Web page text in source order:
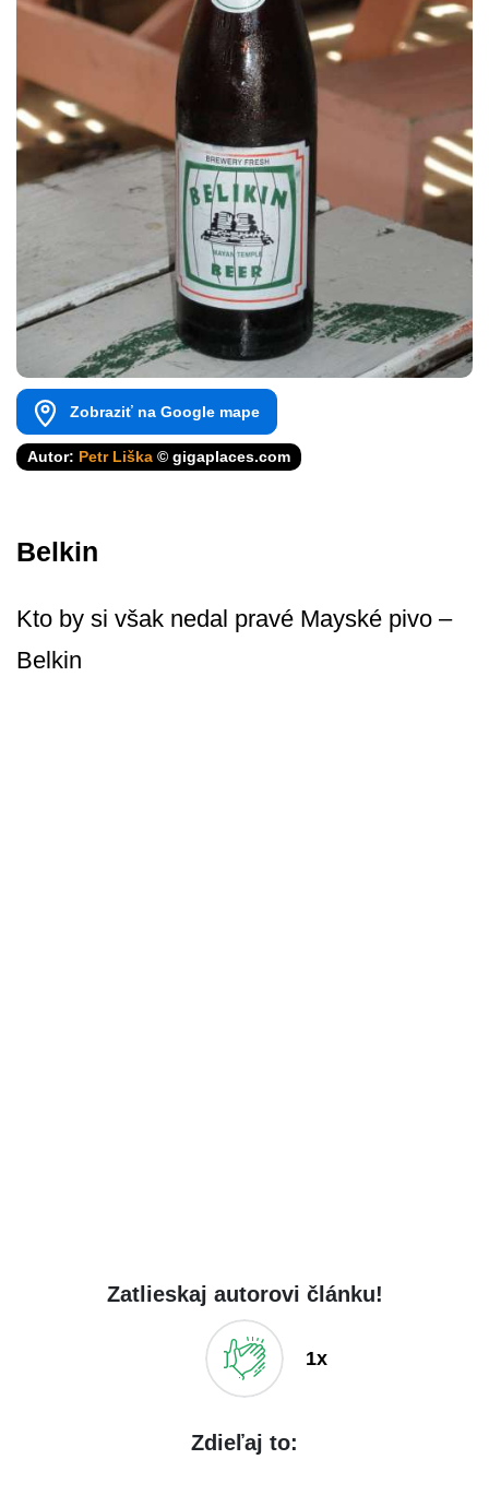
Zobraziť na Google mape
Autor: Petr Liška © gigaplaces.com
Belkin
Kto by si však nedal pravé Mayské pivo –
Belkin
Zatlieskaj autorovi článku!
1x
Zdieľaj to: